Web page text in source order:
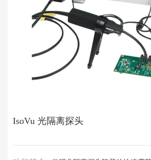
IsoVu 光隔离探头